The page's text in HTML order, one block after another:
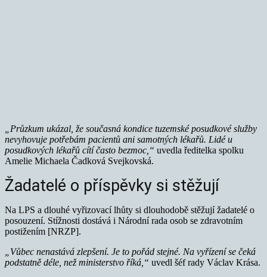
„Průzkum ukázal, že současná kondice tuzemské posudkové služby
nevyhovuje potřebám pacientů ani samotných lékařů. Lidé u
posudkových lékařů cítíčasto bezmoc,“ uvedla ředitelka spolku
Amelie Michaela Čadková Svejkovská.
Žadatelé o příspěvky si stěžují
Na LPS a dlouhé vyřizovací lhůty si dlouhodobě stěžují žadatelé o
posouzení. Stížnosti dostává i Národní rada osob se zdravotním
postižením [NRZP].
„Vůbec nenastává zlepšení. Je to pořád stejné. Na vyřízení se čeká
podstatně déle, než ministerstvo říká,“ uvedl šéf rady Václav Krása.